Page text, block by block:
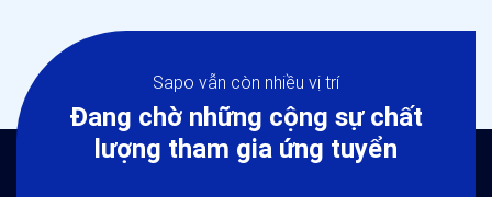
Sapo vẫn còn nhiều vị trí
Đang chờ những cộng sự chất
lượng tham gia ứng tuyển